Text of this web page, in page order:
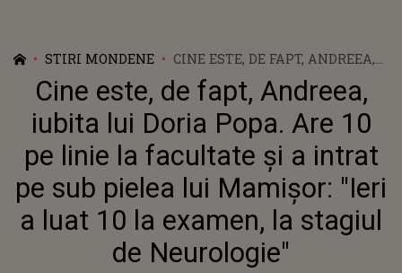
STIRI MONDENE
CINE ESTE, DE FAPT, ANDREEA,
IUBITA LUI DORIA POPA. ARE 10
PE LINIE LA FACULTATE ȘI A
INTRAT PE SUB PIELEA LUI
MAMIȘOR: "IERI A LUAT 10 LA
EXAMEN, LA STAGIUL DE
Cine este, de fapt, Andreea,
iubita lui Doria Popa. Are 10
pe linie la facultate și a intrat
pe sub pielea lui Mamișor: "Ieri
a luat 10 la examen, la stagiul
de Neurologie"